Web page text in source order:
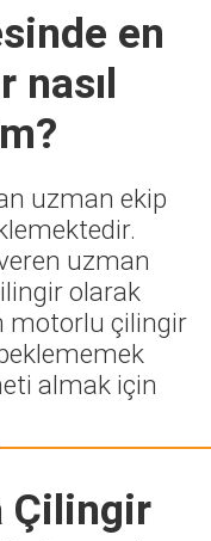
en
nasıl
uzman ekip
uzman
olarak
motorlu çilingir
almak için
Çilingir